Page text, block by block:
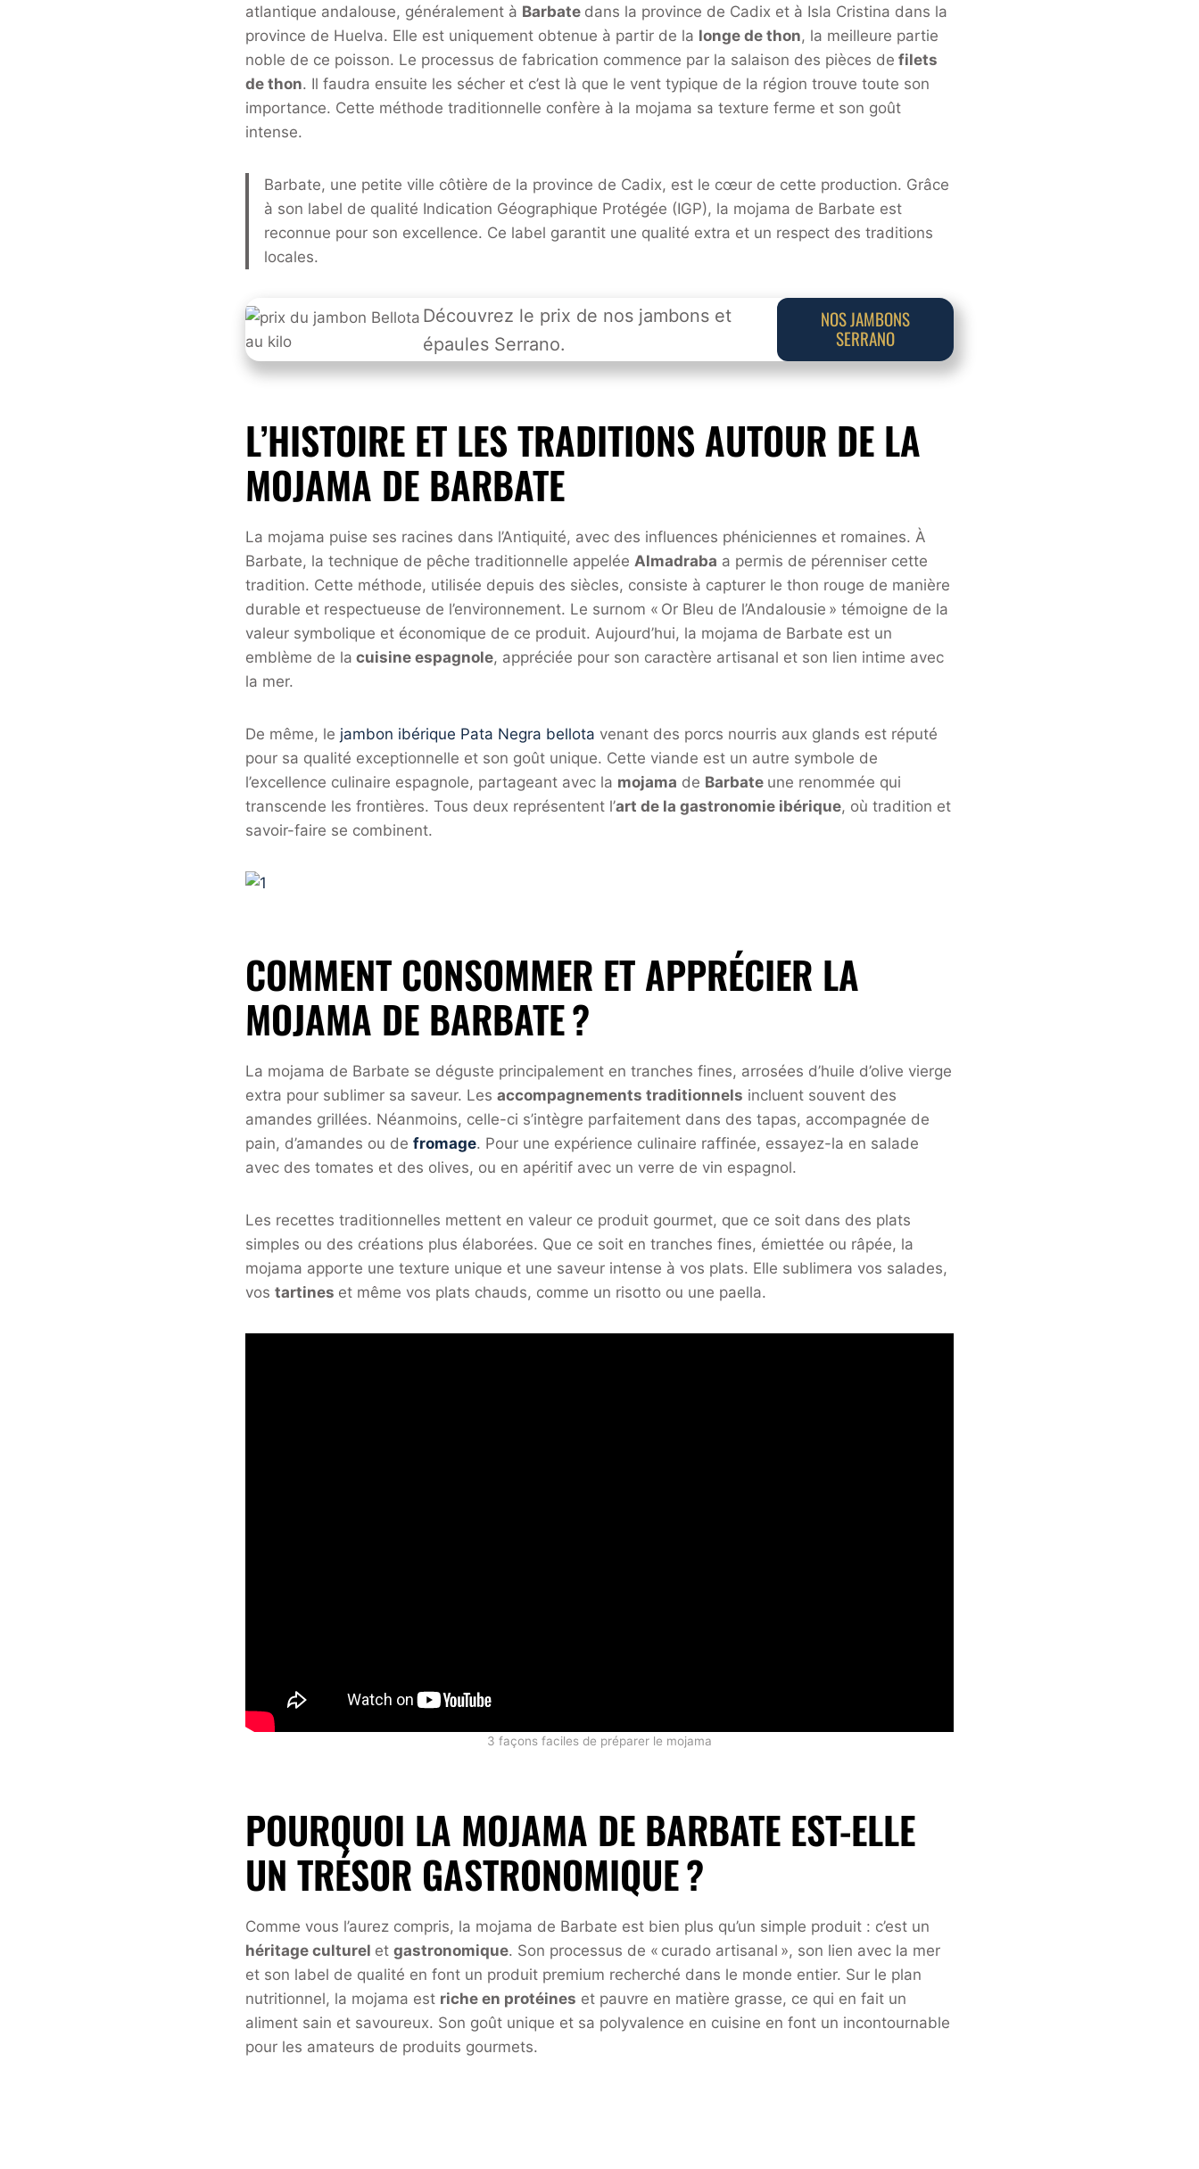
atlantique andalouse, généralement à Barbate dans la province de Cadix et à Isla Cristina dans la
province de Huelva. Elle est uniquement obtenue à partir de la longe de thon, la meilleure partie
noble de ce poisson. Le processus de fabrication commence par la salaison des pièces de filets
de thon. Il faudra ensuite les sécher et c’est là que le vent typique de la région trouve toute son
importance. Cette méthode traditionnelle confère à la mojama sa texture ferme et son goût
intense.
Barbate, une petite ville côtière de la province de Cadix, est le cœur de cette production. Grâce
à son label de qualité Indication Géographique Protégée (IGP), la mojama de Barbate est
reconnue pour son excellence. Ce label garantit une qualité extra et un respect des traditions
locales.
Découvrez le prix de nos jambons et
épaules Serrano.
NOS JAMBONS
SERRANO
L’HISTOIRE ET LES TRADITIONS AUTOUR DE LA
MOJAMA DE BARBATE
La mojama puise ses racines dans l’Antiquité, avec des influences phéniciennes et romaines. À
Barbate, la technique de pêche traditionnelle appelée Almadraba a permis de pérenniser cette
tradition. Cette méthode, utilisée depuis des siècles, consiste à capturer le thon rouge de manière
durable et respectueuse de l’environnement. Le surnom « Or Bleu de l’Andalousie » témoigne de la
valeur symbolique et économique de ce produit. Aujourd’hui, la mojama de Barbate est un
emblème de la cuisine espagnole, appréciée pour son caractère artisanal et son lien intime avec
la mer.
De même, le jambon ibérique Pata Negra bellota venant des porcs nourris aux glands est réputé
pour sa qualité exceptionnelle et son goût unique. Cette viande est un autre symbole de
l’excellence culinaire espagnole, partageant avec la mojama de Barbate une renommée qui
transcende les frontières. Tous deux représentent l’art de la gastronomie ibérique, où tradition et
savoir-faire se combinent.
COMMENT CONSOMMER ET APPRÉCIER LA
MOJAMA DE BARBATE ?
La mojama de Barbate se déguste principalement en tranches fines, arrosées d’huile d’olive vierge
extra pour sublimer sa saveur. Les accompagnements traditionnels incluent souvent des
amandes grillées. Néanmoins, celle-ci s’intègre parfaitement dans des tapas, accompagnée de
pain, d’amandes ou de fromage. Pour une expérience culinaire raffinée, essayez-la en salade
avec des tomates et des olives, ou en apéritif avec un verre de vin espagnol.
Les recettes traditionnelles mettent en valeur ce produit gourmet, que ce soit dans des plats
simples ou des créations plus élaborées. Que ce soit en tranches fines, émiettée ou râpée, la
mojama apporte une texture unique et une saveur intense à vos plats. Elle sublimera vos salades,
vos tartines et même vos plats chauds, comme un risotto ou une paella.
3 façons faciles de préparer le mojama
POURQUOI LA MOJAMA DE BARBATE EST-ELLE
UN TRÉSOR GASTRONOMIQUE ?
Comme vous l’aurez compris, la mojama de Barbate est bien plus qu’un simple produit : c’est un
héritage culturel et gastronomique. Son processus de « curado artisanal », son lien avec la mer
et son label de qualité en font un produit premium recherché dans le monde entier. Sur le plan
nutritionnel, la mojama est riche en protéines et pauvre en matière grasse, ce qui en fait un
aliment sain et savoureux. Son goût unique et sa polyvalence en cuisine en font un incontournable
pour les amateurs de produits gourmets.